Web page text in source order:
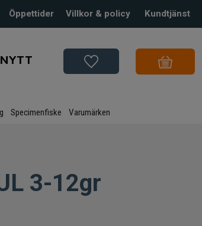
Öppettider Villkor & policy Kundtjänst
NYTT
Specimenfiske Varumärken
3-12gr